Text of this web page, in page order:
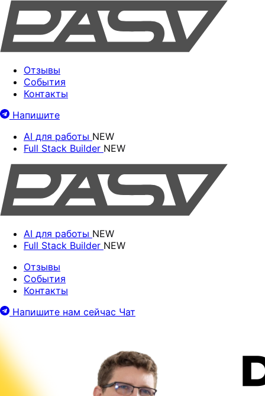
Отзывы
События
Контакты
Напишите
AI для работы NEW
Full Stack Builder NEW
AI для работы NEW
Full Stack Builder NEW
Отзывы
События
Контакты
Напишите нам сейчас Чат